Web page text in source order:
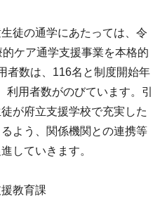
徒の通学にあたっては、令
ケア通学支援事業を本格的
者数は、116名と制度開始年
用者数がのびています。引
が府立支援学校で充実した
よう、関係機関との連携等
していきます。
教育課